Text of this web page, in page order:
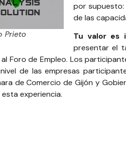
Prieto
por supuesto:
de las
Tu valor es
presentar el
Foro de Empleo. Los
de las empresas
de Comercio de Gijón y
experiencia.